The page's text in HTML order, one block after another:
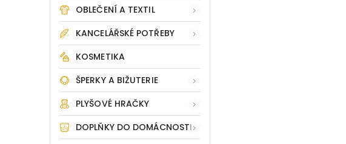
OBLEČENÍ A TEXTIL
KANCELÁŘSKÉ POTŘEBY
KOSMETIKA
ŠPERKY A BIŽUTERIE
PLYŠOVÉ HRAČKY
DOPLŇKY DO DOMÁCNOSTI